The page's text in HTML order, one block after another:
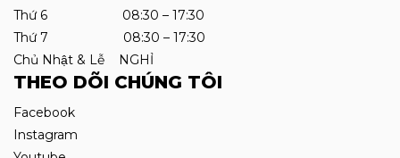
Thứ 6 08:30 – 17:30
Thứ 7 08:30 – 17:30
Chủ Nhật & Lễ NGHỈ
THEO DÕI CHÚNG TÔI
Facebook
Instagram